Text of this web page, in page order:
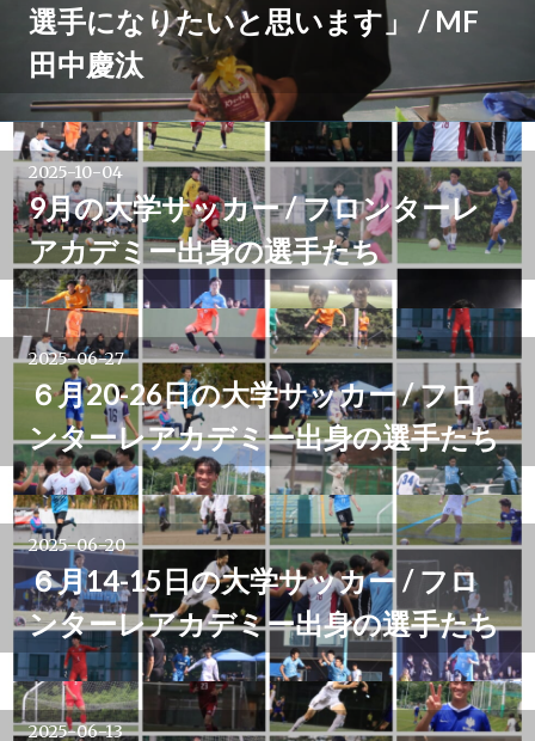
選手になりたいと思います」 / MF
田中慶汰
2025-10-04
9月の大学サッカー / フロンターレ
アカデミー出身の選手たち
2025-06-27
６月20-26日の大学サッカー / フロ
ンターレアカデミー出身の選手たち
2025-06-20
６月14-15日の大学サッカー / フロ
ンターレアカデミー出身の選手たち
2025-06-13